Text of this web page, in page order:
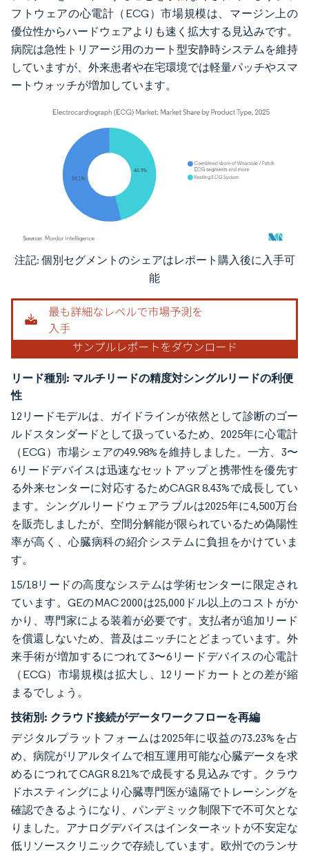
フトウェアの心電計（ECG）市場規模は、マージン上の
優位性からハードウェアよりも速く拡大する見込みです。
病院は急性トリアージ用のカート型安静時システムを維持
していますが、外来患者や在宅環境では軽量パッチやスマ
ートウォッチが増加しています。
画像 © Mordor Intelligence。再利用にはCC BY 4.0の表示が必要です。
注記: 個別セグメントのシェアはレポート購入後に入手可
能
リード種別: マルチリードの精度対シングルリードの利便
性
12リードモデルは、ガイドラインが依然として診断のゴー
ルドスタンダードとして扱っているため、2025年に心電計
（ECG）市場シェアの49.98%を維持しました。一方、3〜
6リードデバイスは迅速なセットアップと携帯性を優先す
る外来センターに対応するためCAGR 8.43%で成長してい
ます。シングルリードウェアラブルは2025年に4,500万台
を販売しましたが、空間分解能が限られているため偽陽性
率が高く、心臓病科の紹介システムに負担をかけていま
す。
15/18リードの高度なシステムは学術センターに限定され
ています。GEのMAC 2000は25,000ドル以上のコストがか
かり、専門家による装着が必要です。支払者が追加リード
を償還しないため、普及はニッチにとどまっています。外
来手術が増加するにつれて3〜6リードデバイスの心電計
（ECG）市場規模は拡大し、12リードカートとの差が縮
まるでしょう。
技術別: クラウド接続がデータワークフローを再編
デジタルプラットフォームは2025年に収益の73.23%を占
め、病院がリアルタイムで相互運用可能な心臓データを求
めるにつれてCAGR 8.21%で成長する見込みです。クラウ
ドホスティングにより心臓専門医が遠隔でトレーシングを
確認できるようになり、パンデミック制限下で不可欠とな
りました。アナログデバイスはインターネットが不安定な
低リソースクリニックで存続しています。欧州でのランサ